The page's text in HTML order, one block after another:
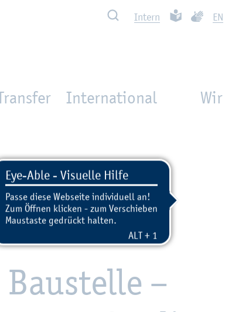
Such­ben In­tern Leich­te Spra­che
EN
International Wir
- 16:10
–